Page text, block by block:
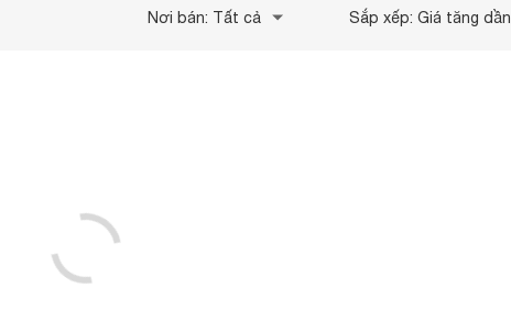
Nơi bán: Tất cả Sắp xếp: Giá tăng dần